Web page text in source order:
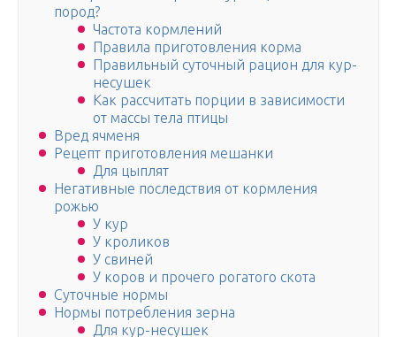
пород?
Частота кормлений
Правила приготовления корма
Правильный суточный рацион для кур-
несушек
Как рассчитать порции в зависимости
от массы тела птицы
Вред ячменя
Рецепт приготовления мешанки
Для цыплят
Негативные последствия от кормления
рожью
У кур
У кроликов
У свиней
У коров и прочего рогатого скота
Суточные нормы
Нормы потребления зерна
Для кур-несушек